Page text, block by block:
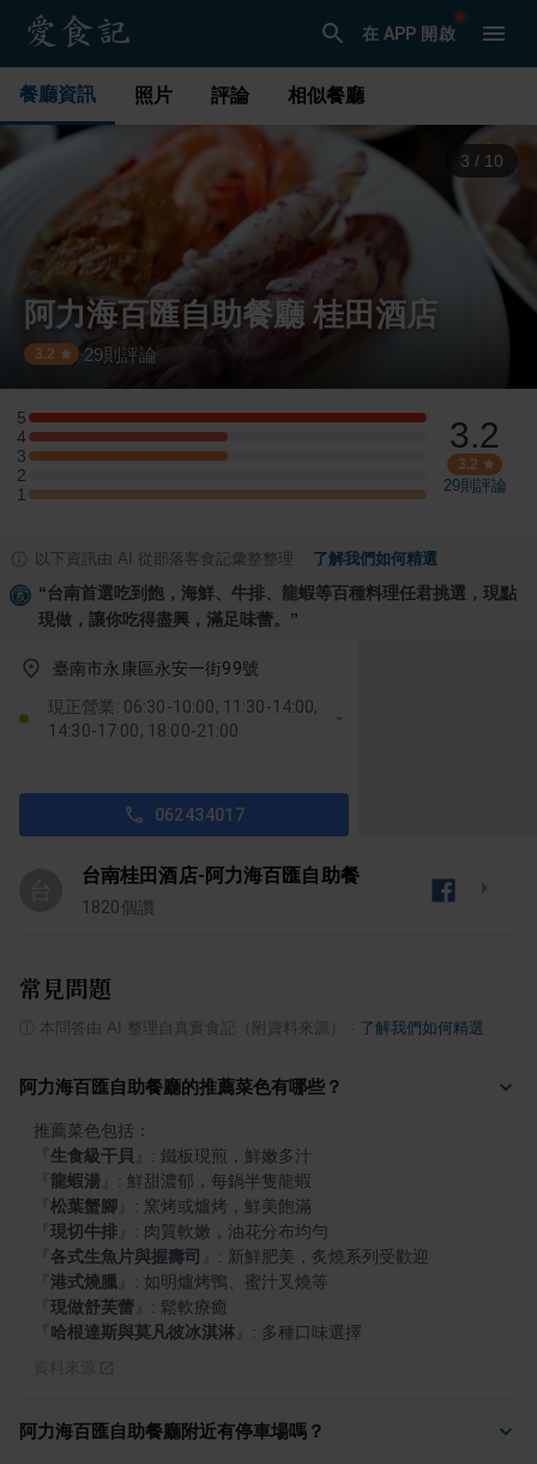
在 APP 開啟
餐廳資訊 照片 評論 相似餐廳
3 / 10
阿力海百匯自助餐廳 桂田酒店
3.2 ·29則評論
5
5 星：2 則評論
4
4 星：1 則評論
3
3 星：1 則評論
2
2 星：0 則評論
1
1 星：2 則評論
3.2
3.2
29則評論
以下資訊由 AI 從部落客食記彙整整理 了解我們如何精選
“台南首選吃到飽，海鮮、牛排、龍蝦等百種料理任君挑選，現點
現做，讓你吃得盡興，滿足味蕾。 ”
臺南市永康區永安一街99號
現正營業: 06:30-10:00, 11:30-14:00,
14:30-17:00, 18:00-21:00
062434017
台南桂田酒店-阿力海百匯自助餐
1820個讚
常見問題
本問答由 AI 整理自真實食記（附資料來源） 了解我們如何精選
阿力海百匯自助餐廳的推薦菜色有哪些？
生食級干貝
龍蝦湯
松葉蟹腳
現切牛排
各式生魚片與握壽司
港式燒臘
現做舒芙蕾
哈根達斯與莫凡彼冰淇淋 : 多種口味選擇
阿力海百匯自助餐廳附近有停車場嗎？